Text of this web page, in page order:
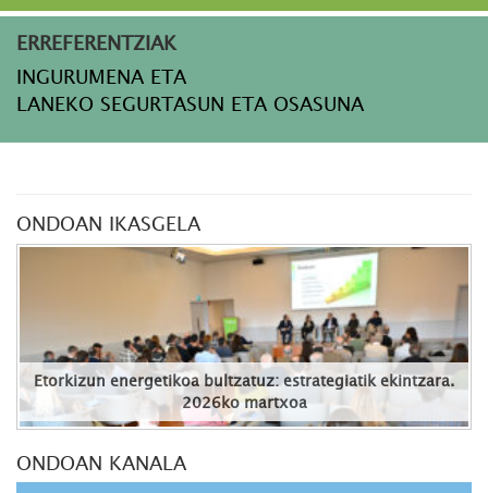
ERREFERENTZIAK
INGURUMENA ETA
LANEKO SEGURTASUN ETA OSASUNA
ONDOAN IKASGELA
Etorkizun energetikoa bultzatuz: estrategiatik ekintzara.
2026ko martxoa
ONDOAN KANALA